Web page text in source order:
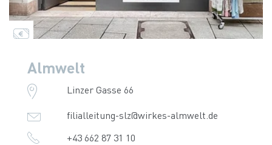
Almwelt
Linzer Gasse 66
filialleitung-slz@wirkes-almwelt.de
+43 662 87 31 10